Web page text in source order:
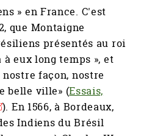
» en France. C'est
que Montaigne
présentés au roi
eux long temps », et
façon, nostre
belle ville» (Essais,
). En 1566, à Bordeaux,
Indiens du Brésil